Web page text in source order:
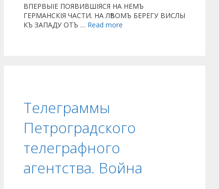
ВПЕРВЫІЕ ПОЯВИВШІЯСЯ НА НЕМЪ
ГЕРМАНСКІЯ ЧАСТИ. НА ЛѢВОМЪ БЕРЕГУ ВИСЛЫ
КЪ ЗАПАДУ ОТЪ … Read more
Телеграммы
Петроградского
телеграфного
агентства. Война